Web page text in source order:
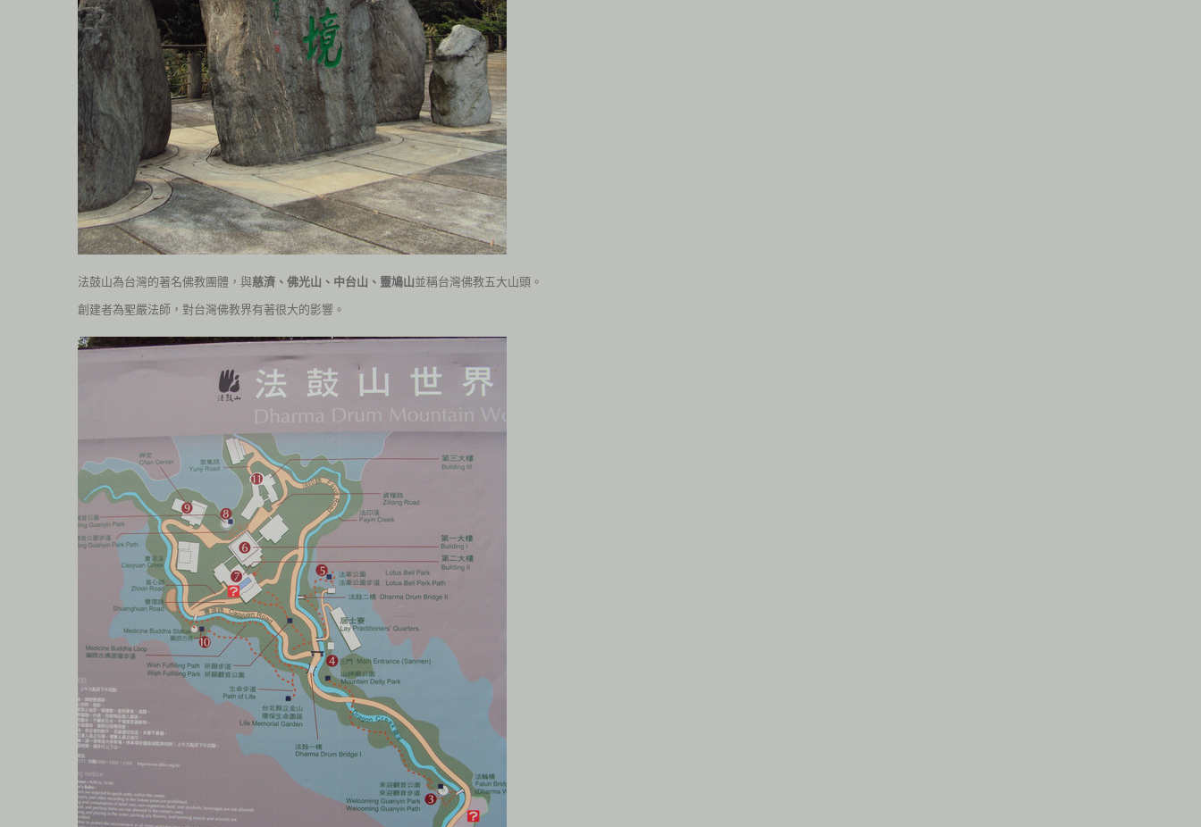
法鼓山為台灣的著名佛教團體，與慈濟、佛光山、中台山、靈鳩山並稱台灣佛教五大山頭。
創建者為聖嚴法師，對台灣佛教界有著很大的影響。